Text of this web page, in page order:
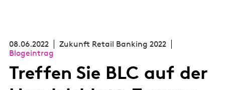
08.06.2022
Zukunft Retail Banking 2022
Blogeintrag
Treffen Sie BLC auf der